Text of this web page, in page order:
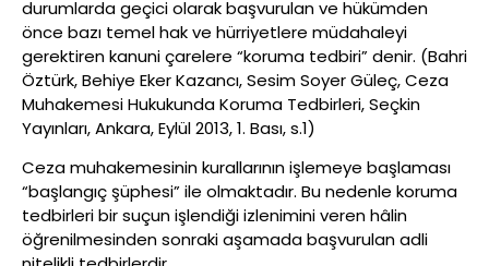
durumlarda geçici olarak başvurulan ve hükümden
önce bazı temel hak ve hürriyetlere müdahaleyi
gerektiren kanuni çarelere “koruma tedbiri” denir. (Bahri
Öztürk, Behiye Eker Kazancı, Sesim Soyer Güleç, Ceza
Muhakemesi Hukukunda Koruma Tedbirleri, Seçkin
Yayınları, Ankara, Eylül 2013, 1. Bası, s.1)
Ceza muhakemesinin kurallarının işlemeye başlaması
“başlangıç şüphesi” ile olmaktadır. Bu nedenle koruma
tedbirleri bir suçun işlendiği izlenimini veren hâlin
öğrenilmesinden sonraki aşamada başvurulan adli